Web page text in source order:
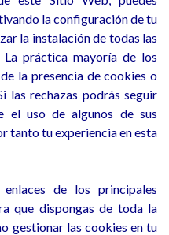
la configuración de tu
la instalación de todas las
práctica mayoría de los
la presencia de cookies o
las rechazas podrás seguir
el uso de algunos de sus
tanto tu experiencia en esta
de los principales
que dispongas de toda la
gestionar las cookies en tu